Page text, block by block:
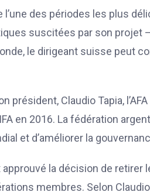
des périodes les plus
suscitées par son projet
le dirigeant suisse peut
président, Claudio Tapia,
en 2016. La fédération
et d’améliorer la
approuvé la décision de
membres. Selon